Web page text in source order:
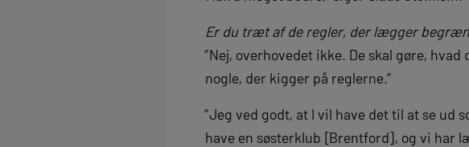
Er du træt af de regler, der lægger
”Nej, overhovedet ikke. De skal gøre,
nogle, der kigger på reglerne.”
”Jeg ved godt, at I vil have det til at se
have en søsterklub [Brentford], og vi har